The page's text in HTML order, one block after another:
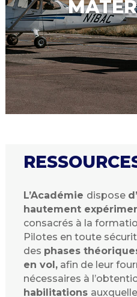
L’Académie dispose
hautement
consacrés à la
Pilotes en toute
des phases
en vol,afin de leur
nécessaires à
habilitations